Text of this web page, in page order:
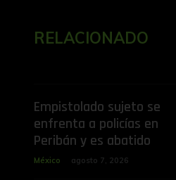
RELACIONADO
Empistolado sujeto se
enfrenta a policías en
Peribán y es abatido
México agosto 7, 2026